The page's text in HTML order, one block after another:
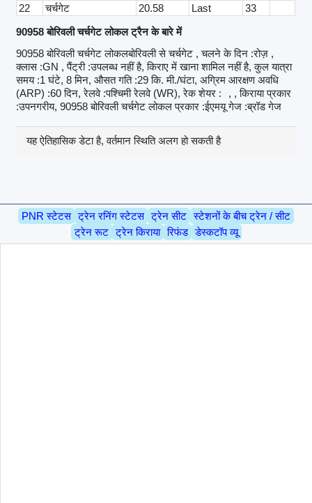
22
चर्चगेट 20.58 Last
33
90958 बोरिवली चर्चगेट लोकल ट्रैन के बारे में
90958 बोरिवली चर्चगेट लोकलबोरिवली से चर्चगेट , चलने के दिन :रोज़ ,
क्लास :GN , पैंट्री :उपलब्ध नहीं है, किराए में खाना शामिल नहीं है, कुल यात्रा
समय :1 घंटे, 8 मिन, औसत गति :29 कि. मी./घंटा, अग्रिम आरक्षण अवधि
(ARP) :60 दिन, रेलवे :पश्चिमी रेलवे (WR), रेक शेयर :
, , किराया प्रकार
:उपनगरीय, 90958 बोरिवली चर्चगेट लोकल प्रकार :ईएमयू गेज :ब्रॉड गेज
यह ऐतिहासिक डेटा है, वर्तमान स्थिति अलग हो सकती है
PNR स्टेटस ट्रेन रनिंग स्टेटस ट्रेन सीट स्टेशनों के बीच ट्रेन / सीट
ट्रेन रूट ट्रेन किराया रिफंड डेस्कटॉप व्यू